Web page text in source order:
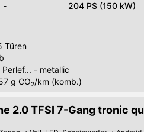
- 204 PS (150 kW)
Türen
- metallic
g CO2/km (komb.)
2.0 TFSI 7-Gang tronic